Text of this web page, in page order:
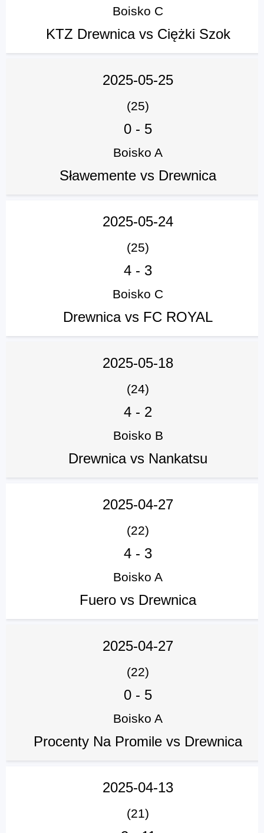
Boisko C
KTZ Drewnica vs Ciężki Szok
2025-05-25
(25)
0 - 5
Boisko A
Sławemente vs Drewnica
2025-05-24
(25)
4 - 3
Boisko C
Drewnica vs FC ROYAL
2025-05-18
(24)
4 - 2
Boisko B
Drewnica vs Nankatsu
2025-04-27
(22)
4 - 3
Boisko A
Fuero vs Drewnica
2025-04-27
(22)
0 - 5
Boisko A
Procenty Na Promile vs Drewnica
2025-04-13
(21)